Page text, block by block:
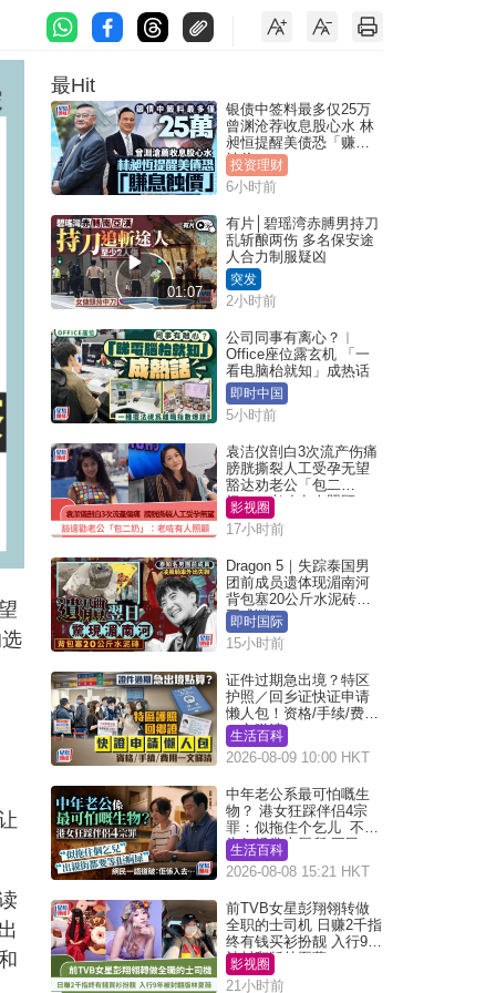
最Hit
银债中签料最多仅25万
曾渊沧荐收息股心水 林
昶恒提醒美债恐「赚息
蚀价」
投资理财
6小时前
01:07
有片│碧瑶湾赤膊男持刀
乱斩酿两伤 多名保安途
人合力制服疑凶
突发
2小时前
公司同事有离心？︱
Office座位露玄机 「一
看电脑枱就知」成热话
即时中国
5小时前
袁洁仪剖白3次流产伤痛
膀胱撕裂人工受孕无望
豁达劝老公「包二
奶」：老咗有人照顾
影视圈
17小时前
Dragon 5｜失踪泰国男
团前成员遗体现湄南河
背包塞20公斤水泥砖死
因成谜
即时国际
15小时前
证件过期急出境？特区
护照／回乡证快证申请
懒人包！资格/手续/费用
一文睇清
生活百科
2026-08-09 10:00 HKT
中年老公系最可怕嘅生
物？ 港女狂踩伴侣4宗
罪：似拖住个乞儿 不解
为何经常去厕所 网民一
语道破
生活百科
2026-08-08 15:21 HKT
前TVB女星彭翔翎转做
全职的士司机 日赚2千指
终有钱买衫扮靓 入行9年
被封翻版林夏薇
影视圈
21小时前